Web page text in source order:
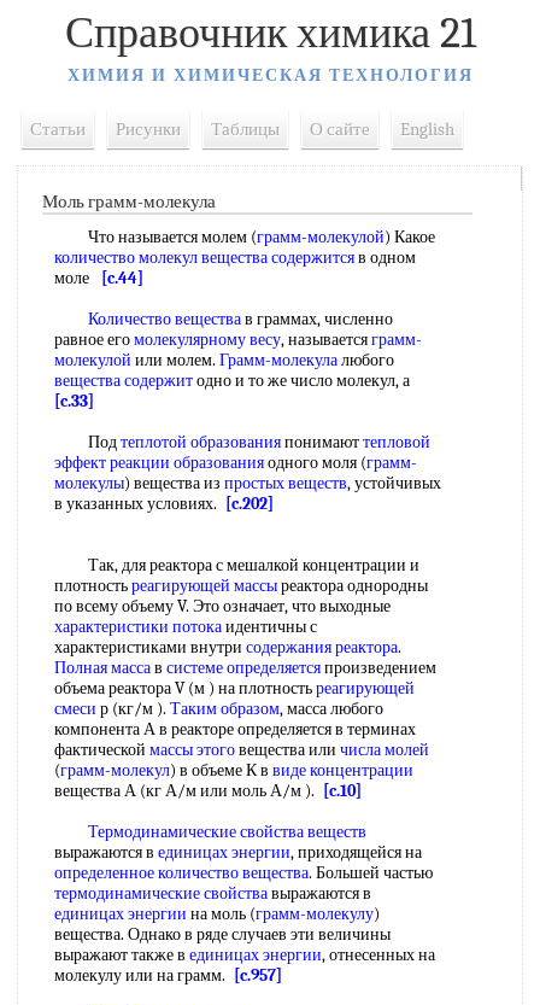
Справочник химика 21
ХИМИЯ И ХИМИЧЕСКАЯ ТЕХНОЛОГИЯ
Статьи Рисунки Таблицы О сайте English
Моль грамм-молекула
Что называется молем (грамм-молекулой) Какое
количество молекулвещества содержитсяв одном
моле
[c.44]
Количество веществав граммах, численно
равное егомолекулярному весу, называетсяграмм-
молекулой или молем. Грамм-молекулалюбого
вещества содержитодно и то же число молекул, а
[c.33]
Подтеплотой образованияпонимаюттепловой
эффект реакции образованияодного моля (грамм-
молекулы) вещества из простых веществ, устойчивых
в указанных условиях.
[c.202]
Так, для реактора с мешалкой концентрации и
плотностьреагирующей массыреактора однородны
по всему объему V. Это означает, что выходные
характеристики потокаидентичны с
характеристиками внутри содержания реактора.
Полная массав системе определяетсяпроизведением
объема реактора V (м ) на плотностьреагирующей
смеси р (кг/м ). Таким образом, масса любого
компонента А в реакторе определяется в терминах
фактической массы этоговещества или числа молей
(грамм-молекул) в объеме К в виде концентрации
вещества А (кг А/м или моль А/м ).
[c.10]
Термодинамические свойства веществ
выражаются в единицах энергии, приходящейся на
определенное количество вещества. Большей частью
термодинамические свойствавыражаются в
единицах энергии на моль (грамм-молекулу)
вещества. Однако в ряде случаев эти величины
выражают также в единицах энергии, отнесенных на
молекулу или на грамм.
[c.957]